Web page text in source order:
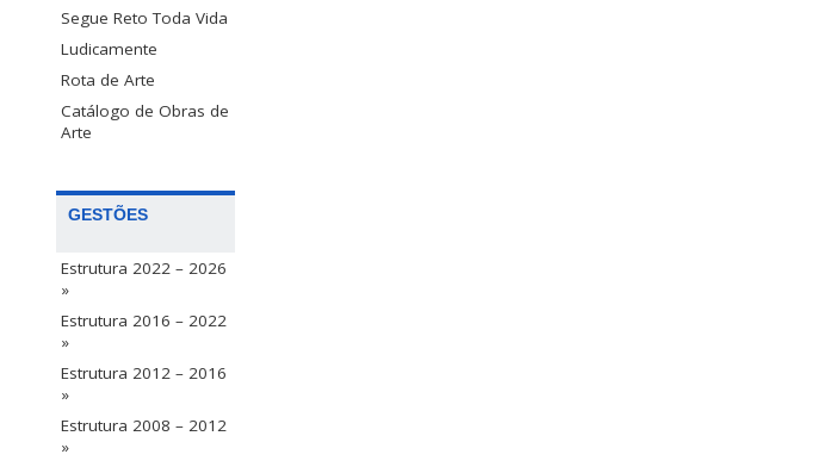
Segue Reto Toda Vida
Ludicamente
Rota de Arte
Catálogo de Obras de
Arte
GESTÕES
Estrutura 2022 – 2026
»
Estrutura 2016 – 2022
»
Estrutura 2012 – 2016
»
Estrutura 2008 – 2012
»